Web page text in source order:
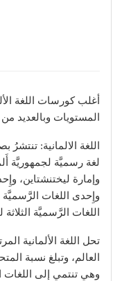
أغلب كورسات اللغة
المستويات وبالعديد
اللغة الالمانية: تنتشرُ
لغة رسميَّة لجمهوريَّة
وإمارة ليختنشتاين،
وإِحدى اللغات الرَّسميَّة
اللغات الرَّسميَّة الثلاثة
تحل اللغة الألمانية
وهي تنتمي إلى اللغات